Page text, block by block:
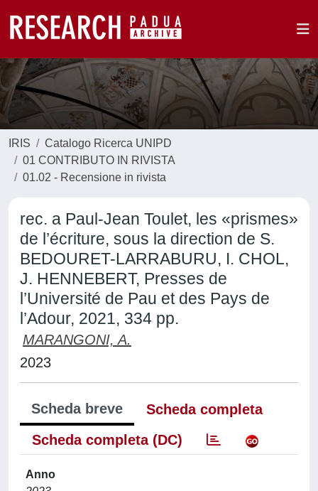
IRIS
Catalogo Ricerca UNIPD
01 CONTRIBUTO IN RIVISTA
01.02 - Recensione in rivista
rec. a Paul-Jean Toulet, les «prismes»
de l’écriture, sous la direction de S.
BEDOURET-LARRABURU, I. CHOL,
J. HENNEBERT, Presses de
l’Université de Pau et des Pays de
l’Adour, 2021, 334 pp.
MARANGONI, A.
2023
Scheda breve
Scheda completa
Scheda completa (DC)
Anno